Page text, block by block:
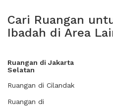
Cari Ruangan
Ibadah di Area
Ruangan di Jakarta
Selatan
Ruangan di Cilandak
Ruangan di